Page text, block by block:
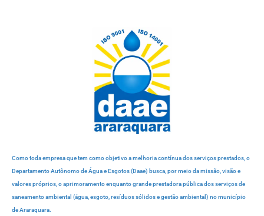
Como toda empresa que tem como objetivo a melhoria contínua dos serviços prestados, o
Departamento Autônomo de Água e Esgotos (Daae) busca, por meio da missão, visão e
valores próprios, o aprimoramento enquanto grande prestadora pública dos serviços de
saneamento ambiental (água, esgoto, resíduos sólidos e gestão ambiental) no município
de Araraquara.